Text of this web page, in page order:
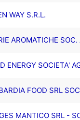
WAY S.R.L.
AROMATICHE SOC.
ENERGY SOCIETA'
FOOD SRL
MANTICO SRL -